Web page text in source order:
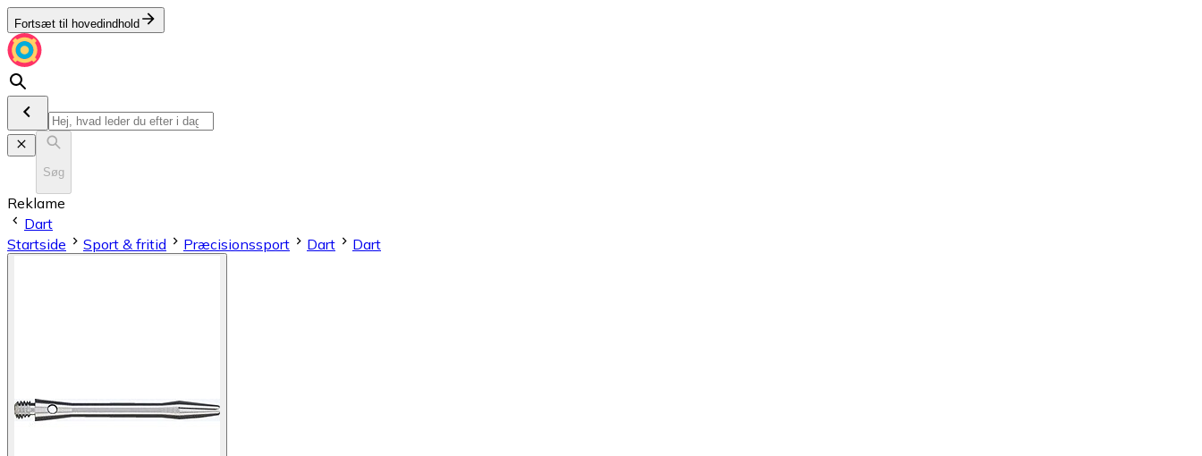
Fortsæt til hovedindhold
Søg
Reklame
Dart
Startside
Sport & fritid Præcisionssport Dart Dart